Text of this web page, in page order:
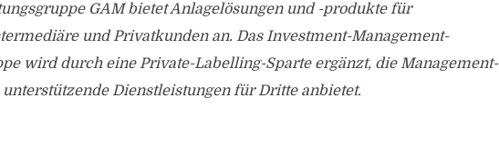
GAM bietet Anlagelösungen und -produkte für
und Privatkunden an. Das Investment-Management-
wird durch eine Private-Labelling-Sparte ergänzt, die Management-
Dienstleistungen für Dritte anbietet.